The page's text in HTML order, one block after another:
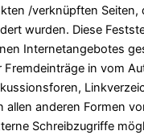
/verknüpften Seiten,
wurden. Diese
Internetangebotes
Fremdeinträge in vom
allen anderen Formen
Schreibzugriffe